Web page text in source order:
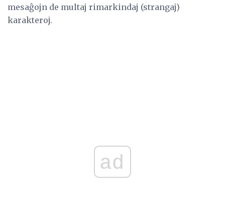
mesaĝojn de multaj rimarkindaj (strangaj)
karakteroj.
ad